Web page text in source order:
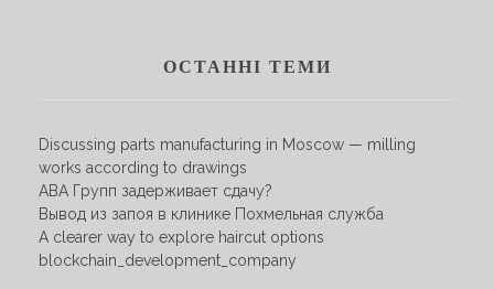
ОСТАННІ ТЕМИ
Discussing parts manufacturing in Moscow — milling
works according to drawings
АВА Групп задерживает сдачу?
Вывод из запоя в клинике Похмельная служба
A clearer way to explore haircut options
blockchain_development_company